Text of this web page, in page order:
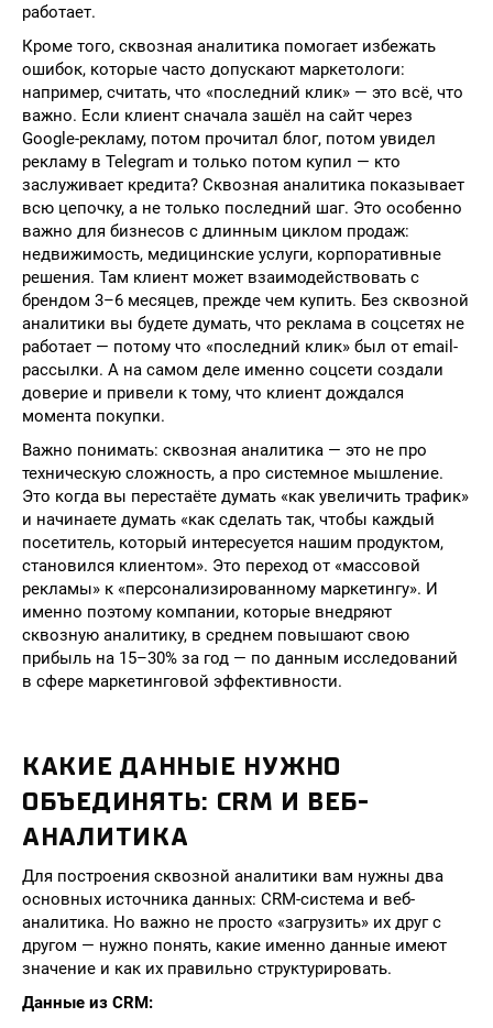
работает.
Кроме того, сквозная аналитика помогает избежать
ошибок, которые часто допускают маркетологи:
например, считать, что «последний клик» — это всё, что
важно. Если клиент сначала зашёл на сайт через
Google-рекламу, потом прочитал блог, потом увидел
рекламу в Telegram и только потом купил — кто
заслуживает кредита? Сквозная аналитика показывает
всю цепочку, а не только последний шаг. Это особенно
важно для бизнесов с длинным циклом продаж:
недвижимость, медицинские услуги, корпоративные
решения. Там клиент может взаимодействовать с
брендом 3–6 месяцев, прежде чем купить. Без сквозной
аналитики вы будете думать, что реклама в соцсетях не
работает — потому что «последний клик» был от email-
рассылки. А на самом деле именно соцсети создали
доверие и привели к тому, что клиент дождался
момента покупки.
Важно понимать: сквозная аналитика — это не про
техническую сложность, а про системное мышление.
Это когда вы перестаёте думать «как увеличить трафик»
и начинаете думать «как сделать так, чтобы каждый
посетитель, который интересуется нашим продуктом,
становился клиентом». Это переход от «массовой
рекламы» к «персонализированному маркетингу». И
именно поэтому компании, которые внедряют
сквозную аналитику, в среднем повышают свою
прибыль на 15–30% за год — по данным исследований
в сфере маркетинговой эффективности.
КАКИЕ ДАННЫЕ НУЖНО
ОБЪЕДИНЯТЬ: CRM И ВЕБ-
АНАЛИТИКА
Для построения сквозной аналитики вам нужны два
основных источника данных: CRM-система и веб-
аналитика. Но важно не просто «загрузить» их друг с
другом — нужно понять, какие именно данные имеют
значение и как их правильно структурировать.
Данные из CRM: